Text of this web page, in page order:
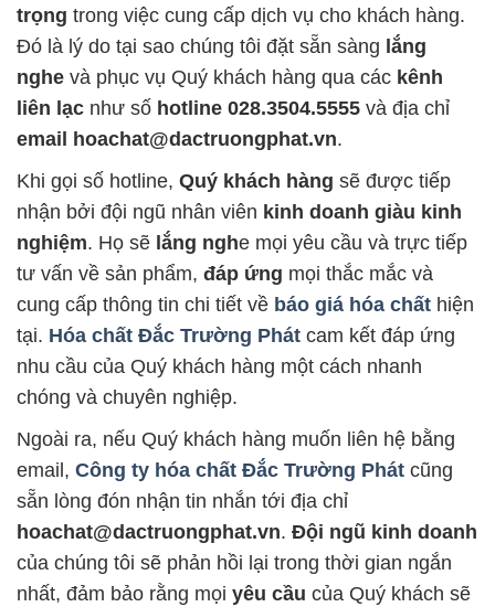
trọng trong việc cung cấp dịch vụ cho khách hàng.
Đó là lý do tại sao chúng tôi đặt sẵn sàng lắng
nghe và phục vụ Quý khách hàng qua các kênh
liên lạc như số hotline 028.3504.5555 và địa chỉ
email hoachat@dactruongphat.vn.
Khi gọi số hotline, Quý khách hàng sẽ được tiếp
nhận bởi đội ngũ nhân viên kinh doanh giàu kinh
nghiệm. Họ sẽ lắng nghe mọi yêu cầu và trực tiếp
tư vấn về sản phẩm, đáp ứng mọi thắc mắc và
cung cấp thông tin chi tiết về báo giá hóa chất hiện
tại. Hóa chất Đắc Trường Phát cam kết đáp ứng
nhu cầu của Quý khách hàng một cách nhanh
chóng và chuyên nghiệp.
Ngoài ra, nếu Quý khách hàng muốn liên hệ bằng
email, Công ty hóa chất Đắc Trường Phát cũng
sẵn lòng đón nhận tin nhắn tới địa chỉ
hoachat@dactruongphat.vn. Đội ngũ kinh doanh
của chúng tôi sẽ phản hồi lại trong thời gian ngắn
nhất, đảm bảo rằng mọi yêu cầu của Quý khách sẽ